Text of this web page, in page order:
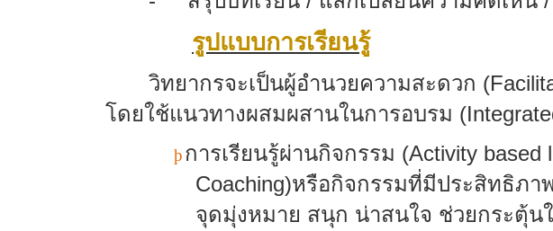
รูปแบบการเรียนรู้
วิทยากรจะเป็นผู้อำนวยความสะดวก
โดยใช้แนวทางผสมผสานในการอบรม (
þการเรียนรู้ผ่านกิจกรรม (Activity based
Coaching)หรือกิจกรรมที่มีประสิทธิภา
จุดมุ่งหมาย สนุก น่าสนใจ ช่วยกระตุ้น